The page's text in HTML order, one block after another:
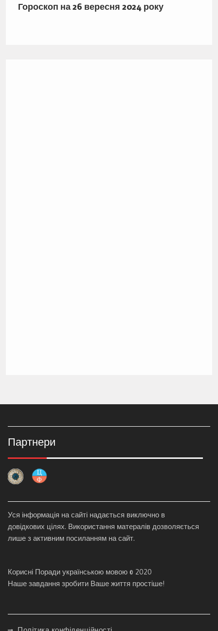
Гороскоп на 26 вересня 2024 року
Партнери
Уся інформація на сайті надається виключно в
довідкових цілях. Використання матералів дозволяється
лише з активним посиланням на сайт.
Корисні Поради українською мовою © 2020
Наше завдання зробити Ваше життя простіше!